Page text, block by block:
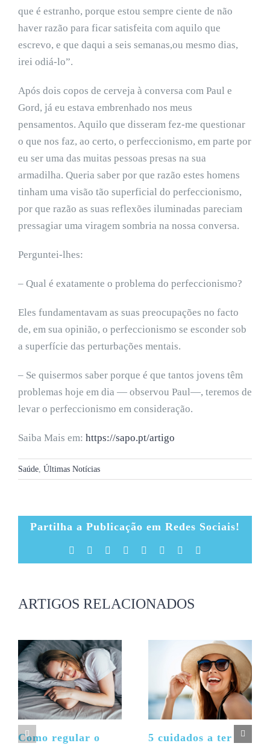
que é estranho, porque estou sempre ciente de não
haver razão para ficar satisfeita com aquilo que
escrevo, e que daqui a seis semanas,ou mesmo dias,
irei odiá-lo”.
Após dois copos de cerveja à conversa com Paul e
Gord, já eu estava embrenhado nos meus
pensamentos. Aquilo que disseram fez-me questionar
o que nos faz, ao certo, o perfeccionismo, em parte por
eu ser uma das muitas pessoas presas na sua
armadilha. Queria saber por que razão estes homens
tinham uma visão tão superficial do perfeccionismo,
por que razão as suas reflexões iluminadas pareciam
pressagiar uma viragem sombria na nossa conversa.
Perguntei-lhes:
– Qual é exatamente o problema do perfeccionismo?
Eles fundamentavam as suas preocupações no facto
de, em sua opinião, o perfeccionismo se esconder sob
a superfície das perturbações mentais.
– Se quisermos saber porque é que tantos jovens têm
problemas hoje em dia — observou Paul—, teremos de
levar o perfeccionismo em consideração.
Saiba Mais em: https://sapo.pt/artigo
Saúde Últimas Notícias
Partilha a Publicação em Redes Sociais!
Facebook Reddit LinkedIn
TumblrPinterest
ARTIGOS RELACIONADOS
Como regular o
5 cuidados a ter